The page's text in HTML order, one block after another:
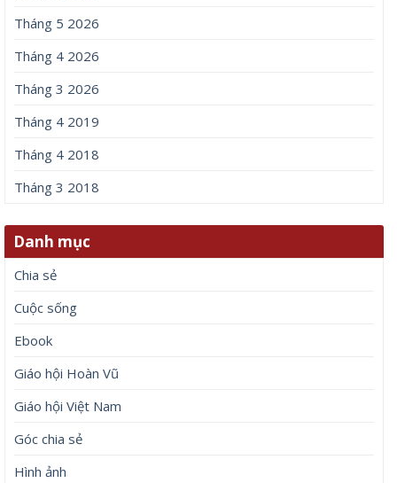
Tháng 5 2026
Tháng 4 2026
Tháng 3 2026
Tháng 4 2019
Tháng 4 2018
Tháng 3 2018
Danh mục
Chia sẻ
Cuộc sống
Ebook
Giáo hội Hoàn Vũ
Giáo hội Việt Nam
Góc chia sẻ
Hình ảnh